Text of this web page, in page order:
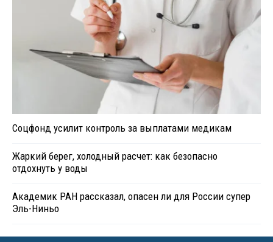
Соцфонд усилит контроль за выплатами медикам
Жаркий берег, холодный расчет: как безопасно
отдохнуть у воды
Академик РАН рассказал, опасен ли для России супер
Эль-Ниньо